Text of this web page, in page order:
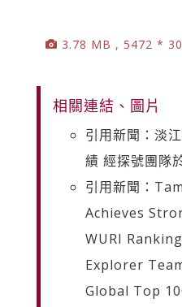
3.78 MB , 5472 *
相關連結、圖片
引用新聞：淡
績 經探號團隊
引用新聞：
Achieves
WURI
Explorer
Global Top